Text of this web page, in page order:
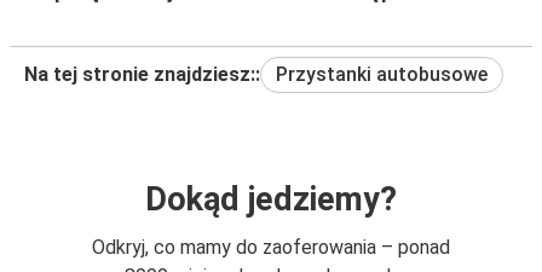
Na tej stronie znajdziesz:: Przystanki autobusowe
Dokąd jedziemy?
Odkryj, co mamy do zaoferowania – ponad